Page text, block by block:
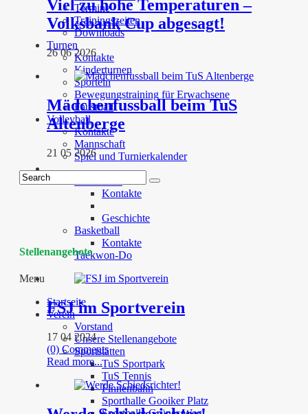
Termine
Trainingszeiten
Downloads
Turnen
Kontakte
Kinderturnen
Sporteln
Bewegungstraining für Erwachsene
Faustball
Volleyball
Kontakte
Mannschaft
Spiel und Turnierkalender
…
Kontakte
Geschichte
Basketball
Kontakte
Taekwon-Do
Menu
Startseite
Verein
Vorstand
Unsere Stellenangebote
Sportstätten
TuS Sportpark
TuS Tennis
Finnenbahn
Sporthalle Gooiker Platz
Viel zu hohe Temperaturen –
Volksbank Cup abgesagt!
26 06 2026
Mädchenfussball beim TuS
Altenberge
21 05 2026
Stellenangebote
FSJ im Sportverein
17 04 2024
(0) Comments
Read more...